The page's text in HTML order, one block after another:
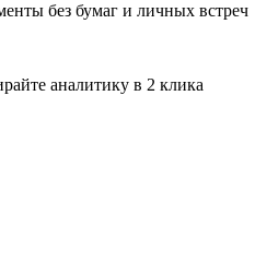
без бумаг и личных встреч
аналитику в 2 клика